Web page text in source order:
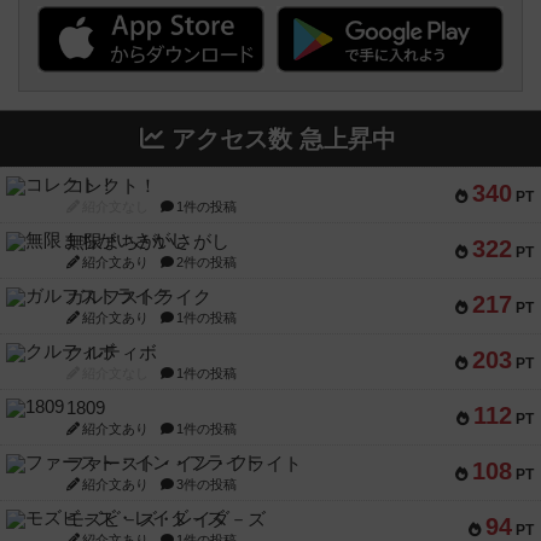
アクセス数 急上昇中
340 PT
コレクト！
1件の投稿
322 PT
無限まちがいさがし
紹介文あり 2件の投稿
217 PT
ガルフストライク
紹介文あり 1件の投稿
203 PT
クルティボ
1件の投稿
112 PT
1809
紹介文あり 1件の投稿
108 PT
ファースト・イン・フライト
紹介文あり 3件の投稿
94 PT
モズビ－ズ・レイダ－ズ